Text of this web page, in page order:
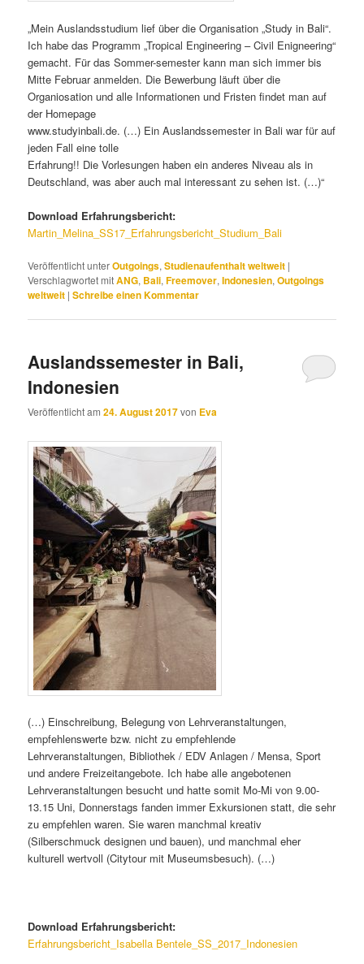
„Mein Auslandsstudium lief über die Organisation „Study in Bali“.
Ich habe das Programm „Tropical Engineering – Civil Enigneering“
gemacht. Für das Sommer-semester kann man sich immer bis
Mitte Februar anmelden. Die Bewerbung läuft über die
Organiosation und alle Informationen und Fristen findet man auf
der Homepage
www.studyinbali.de. (…) Ein Auslandssemester in Bali war für auf
jeden Fall eine tolle
Erfahrung!! Die Vorlesungen haben ein anderes Niveau als in
Deutschland, was aber auch mal interessant zu sehen ist. (…)“
Download Erfahrungsbericht:
Martin_Melina_SS17_Erfahrungsbericht_Studium_Bali
Veröffentlicht unterOutgoings,Studienaufenthalt weltweit |
Verschlagwortet mitANG, Bali,Freemover,Indonesien,Outgoings
weltweit |Schreibe einen Kommentar
Auslandssemester in Bali,
Indonesien
Veröffentlicht am24. August 2017von Eva
(…) Einschreibung, Belegung von Lehrveranstaltungen,
empfehlenswerte bzw. nicht zu empfehlende
Lehrveranstaltungen, Bibliothek / EDV Anlagen / Mensa, Sport
und andere Freizeitangebote. Ich habe alle angebotenen
Lehrveranstaltungen besucht und hatte somit Mo-Mi von 9.00-
13.15 Uni, Donnerstags fanden immer Exkursionen statt, die sehr
zu empfehlen waren. Sie waren manchmal kreativ
(Silberschmuck designen und bauen), und manchmal eher
kulturell wertvoll (Citytour mit Museumsbesuch). (…)
Download Erfahrungsbericht:
Erfahrungsbericht_Isabella Bentele_SS_2017_Indonesien